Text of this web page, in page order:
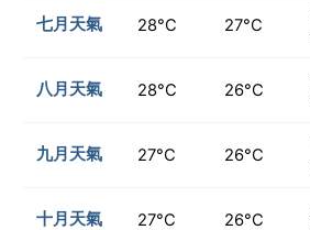
七月天氣 28°C 27°C
八月天氣 28°C 26°C
九月天氣 27°C 26°C
十月天氣 27°C 26°C